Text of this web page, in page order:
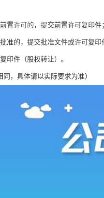
置许可的，提交前置许可复印件
准的，提交批准文件或许可复印
印件（股权转让）。
同，具体请以实际要求为准）